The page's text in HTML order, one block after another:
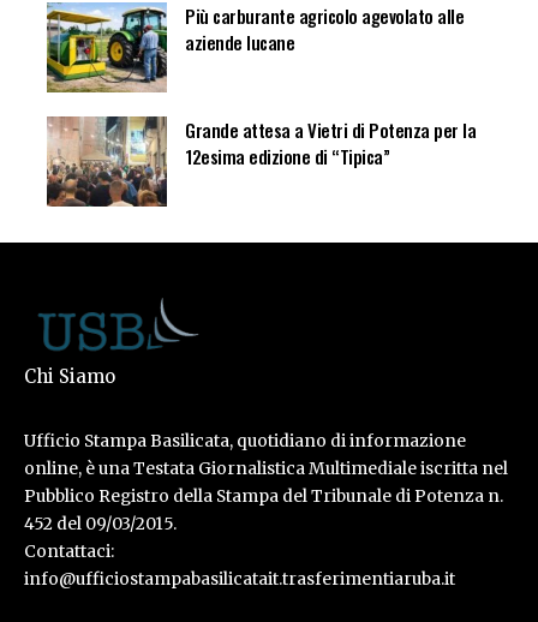
Più carburante agricolo agevolato alle
aziende lucane
Grande attesa a Vietri di Potenza per la
12esima edizione di “Tipica”
Chi Siamo
Ufficio Stampa Basilicata, quotidiano di informazione
online, è una Testata Giornalistica Multimediale iscritta nel
Pubblico Registro della Stampa del Tribunale di Potenza n.
452 del 09/03/2015.
Contattaci:
info@ufficiostampabasilicatait.trasferimentiaruba.it